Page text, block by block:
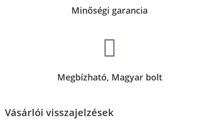
Minőségi garancia
Megbízható, Magyar bolt
Vásárlói visszajelzések